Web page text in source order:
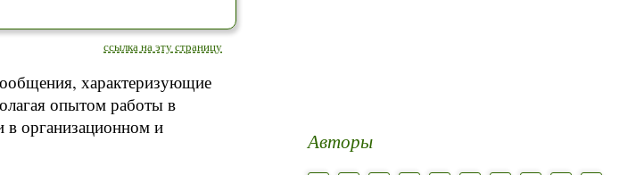
ссылка на эту страницу
характеризующие
опытом работы в
в организационном и
Авторы